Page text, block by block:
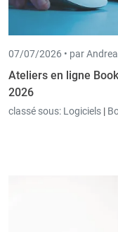
07/07/2026 • par
Ateliers en ligne
2026
classé sous: Logiciels |